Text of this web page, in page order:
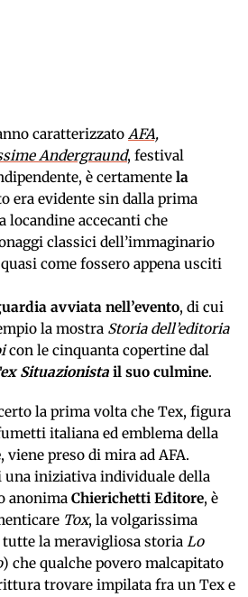
caratterizzato AFA,
Andergraund, festival
è certamente la
era evidente sin dalla prima
locandine accecanti che
classici dell’immaginario
come fossero appena usciti
avviata nell’evento, di cui
la mostra Storia dell’editoria
con le cinquanta copertine dal
Situazionista il suo culmine.
la prima volta che Tex, figura
italiana ed emblema della
, viene preso di mira ad AFA.
una iniziativa individuale della
anonima Chierichetti Editore, è
Tox, la volgarissima
la meravigliosa storia Lo
) che qualche povero malcapitato
trovare impilata fra un Tex e